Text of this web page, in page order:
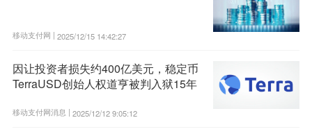
移动支付网 | 2025/12/15 14:42:27
因让投资者损失约400亿美元，稳定币
TerraUSD创始人权道亨被判入狱15年
移动支付网消息 | 2025/12/12 9:05:12